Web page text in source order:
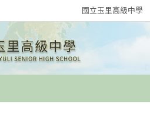
國立玉里高級中學